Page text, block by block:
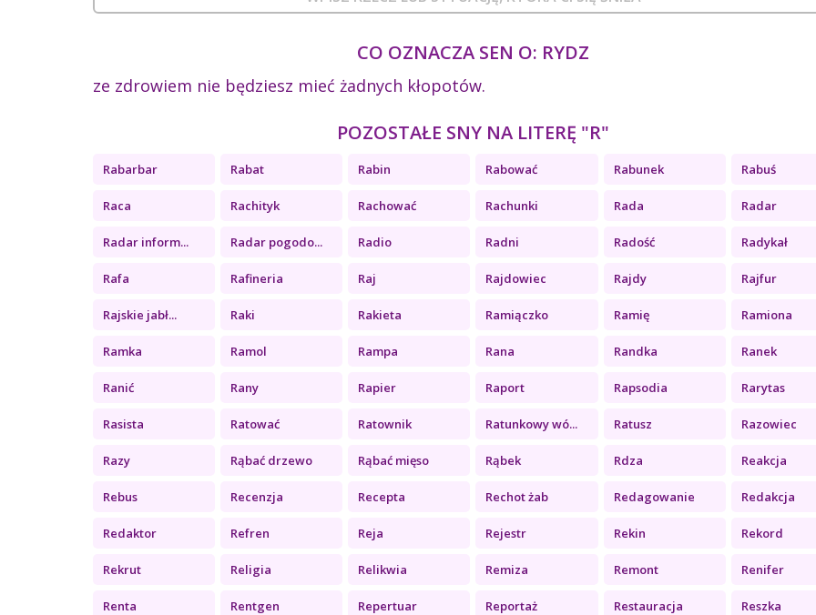
CO OZNACZA SEN O: RYDZ
ze zdrowiem nie będziesz mieć żadnych kłopotów.
POZOSTAŁE SNY NA LITERĘ "R"
Rabarbar Rabat Rabin Rabować Rabunek Rabuś
Raca Rachityk Rachować Rachunki Rada Radar
Radar inform... Radar pogodo... Radio Radni Radość Radykał
Rafa Rafineria Raj Rajdowiec Rajdy Rajfur
Rajskie jabł... Raki Rakieta Ramiączko Ramię Ramiona
Ramka Ramol Rampa Rana Randka Ranek
Ranić Rany Rapier Raport Rapsodia Rarytas
Rasista Ratować Ratownik Ratunkowy wó... Ratusz Razowiec
Razy Rąbać drzewo Rąbać mięso Rąbek Rdza Reakcja
Rebus Recenzja Recepta Rechot żab Redagowanie Redakcja
Redaktor Refren Reja Rejestr Rekin Rekord
Rekrut Religia Relikwia Remiza Remont Renifer
Renta Rentgen Repertuar Reportaż Restauracja Reszka